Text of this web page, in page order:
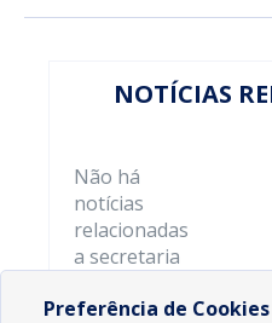
NOTÍCIAS
Não há
notícias
relacionadas
a secretaria
Preferência de Cookies